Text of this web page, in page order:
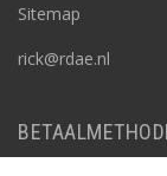
Sitemap
rick@rdae.nl